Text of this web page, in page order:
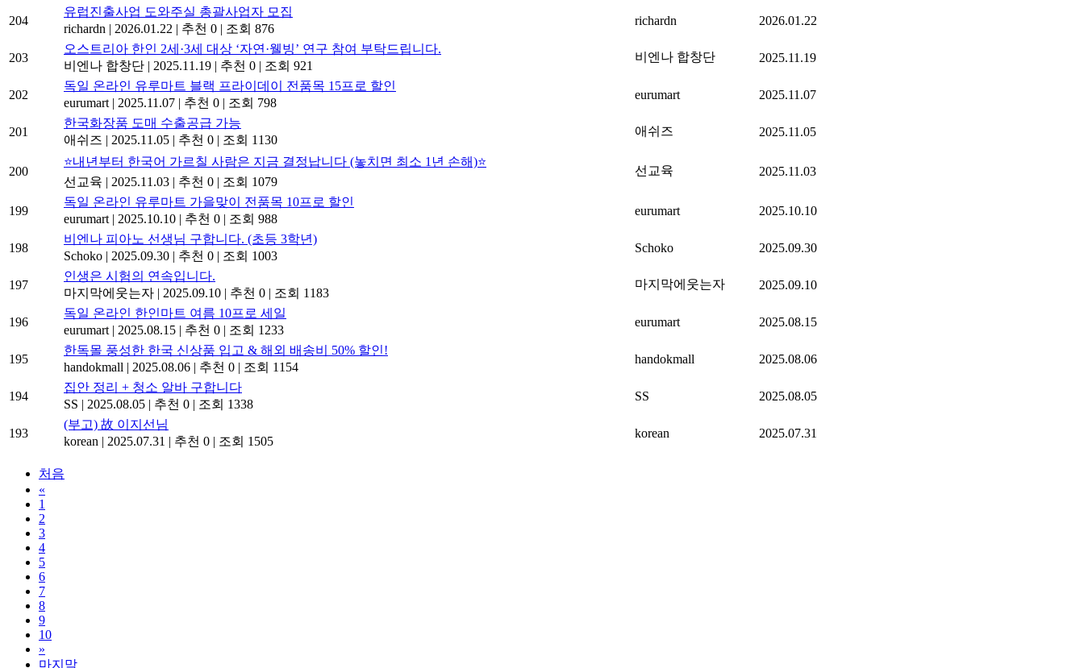
204
유럽진출사업 도와주실 총괄사업자 모집
richardn
2026.01.22 추천 0 조회 876
richardn 2026.01.22
203
오스트리아 한인 2세·3세 대상 ‘자연·웰빙’ 연구 참여 부탁드립니다.
비엔나 합창단
2025.11.19 추천 0 조회 921
비엔나 합창단 2025.11.19
202
독일 온라인 유루마트 블랙 프라이데이 전품목 15프로 할인
eurumart
2025.11.07 추천 0 조회 798
eurumart 2025.11.07
201
한국화장품 도매 수출공급 가능
애쉬즈
2025.11.05 추천 0 조회 1130
애쉬즈 2025.11.05
200
⭐내년부터 한국어 가르칠 사람은 지금 결정납니다 (놓치면 최소 1년 손해)⭐
선교육
2025.11.03 추천 0 조회 1079
선교육 2025.11.03
199
독일 온라인 유루마트 가을맞이 전품목 10프로 할인
eurumart
2025.10.10 추천 0 조회 988
eurumart 2025.10.10
198
비엔나 피아노 선생님 구합니다. (초등 3학년)
Schoko
2025.09.30 추천 0 조회 1003
Schoko 2025.09.30
197
인생은 시험의 연속입니다.
마지막에웃는자
2025.09.10 추천 0 조회 1183
마지막에웃는자 2025.09.10
196
독일 온라인 한인마트 여름 10프로 세일
eurumart
2025.08.15 추천 0 조회 1233
eurumart 2025.08.15
195
한독몰 풍성한 한국 신상품 입고 & 해외 배송비 50% 할인!
handokmall
2025.08.06 추천 0 조회 1154
handokmall 2025.08.06
194
집안 정리 + 청소 알바 구합니다
SS
2025.08.05 추천 0 조회 1338
SS 2025.08.05
193
(부고) 故 이지선님
korean
2025.07.31 추천 0 조회 1505
korean 2025.07.31
처음
«
1
2
3
4
5
6
7
8
9
10
»
마지막